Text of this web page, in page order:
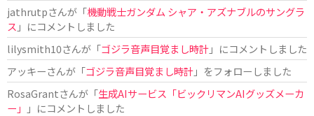
jathrutpさんが「機動戦士ガンダム シャア・アズナブルのサングラ
ス 」にコメントしました
lilysmith10さんが「ゴジラ音声目覚まし時計」にコメントしました
アッキーさんが「ゴジラ音声目覚まし時計」をフォローしました
RosaGrantさんが「生成AIサービス「ビックリマンAIグッズメーカ
ー」
」にコメントしました